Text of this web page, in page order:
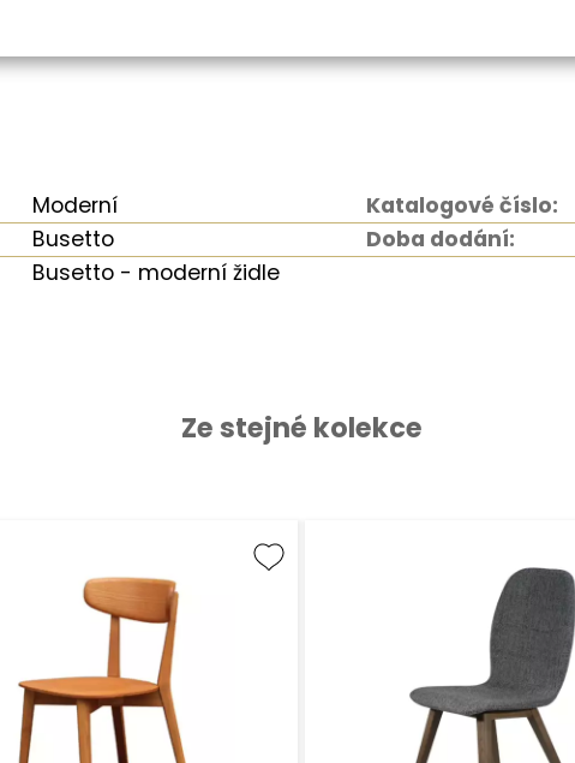
Moderní Katalogové číslo:
Busetto Doba dodání:
Busetto - moderní židle
Ze stejné kolekce